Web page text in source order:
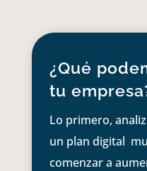
¿Qué
tu
Lo primero,
un plan digital
comenzar a